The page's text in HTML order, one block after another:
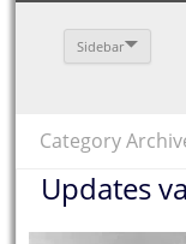
Sidebar
Category
Updates